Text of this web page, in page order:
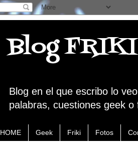
Blog
Blog en el que escribo lo
palabras, cuestiones geek
HOME Geek Friki Fotos